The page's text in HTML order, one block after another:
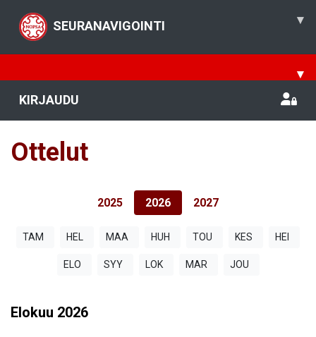
SEURANAVIGOINTI ▾
▾
KIRJAUDU
Ottelut
2025 2026 2027
TAM HEL MAA HUH TOU KES HEI
ELO SYY LOK MAR JOU
Elokuu 2026